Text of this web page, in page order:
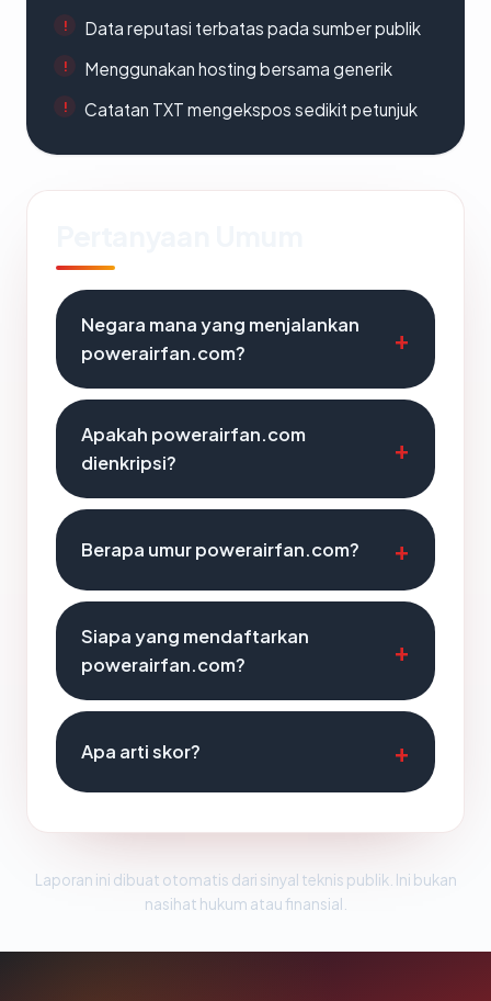
Data reputasi terbatas pada sumber publik
Menggunakan hosting bersama generik
Catatan TXT mengekspos sedikit petunjuk
Negara mana yang menjalankan
powerairfan.com?
Apakah powerairfan.com
dienkripsi?
Berapa umur powerairfan.com?
Siapa yang mendaftarkan
powerairfan.com?
Apa arti skor?
Laporan ini dibuat otomatis dari sinyal teknis publik. Ini bukan
nasihat hukum atau finansial.